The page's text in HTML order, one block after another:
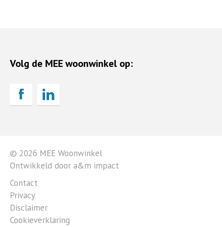
Volg de MEE woonwinkel op:
© 2026 MEE Woonwinkel
Ontwikkeld door a&m impact
Contact
Privacy
Disclaimer
Cookieverklaring